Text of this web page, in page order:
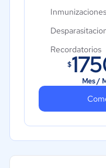
Inmunizaciones
Recordatorios
Plantillas de
Archivos
Reportes de
Agenda
1 usuario
$
Mes /